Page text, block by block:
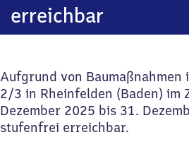
erreichbar
Aufgrund von Baumaßnahmen
2/3 in Rheinfelden (Baden) im
Dezember 2025 bis 31.
stufenfrei erreichbar.